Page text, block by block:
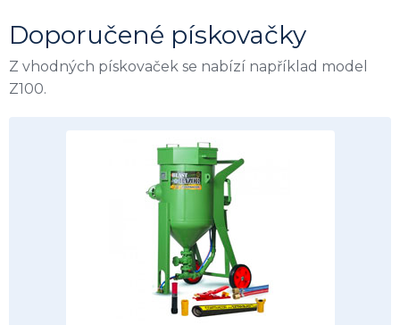
Doporučené pískovačky
Z vhodných pískovaček se nabízí například model
Z100.